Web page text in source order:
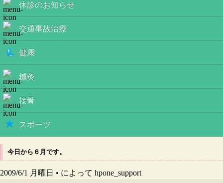
休診のお知らせ
交通事故治療
健康
鍼灸
接骨
スポーツ
今日から６月です。
2009/6/1 月曜日 • によって hpone_support